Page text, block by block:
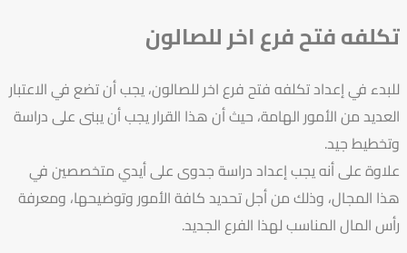
تكلفه فتح فرع اخر للصالون
للبدء في إعداد تكلفه فتح فرع اخر للصالون، يجب أن تضع في الاعتبار
العديد من الأمور الهامة، حيث أن هذا القرار يجب أن يبنى على دراسة
وتخطيط جيد.
علاوة على أنه يجب إعداد دراسة جدوى على أيدي متخصصين في
هذا المجال، وذلك من أجل تحديد كافة الأمور وتوضيحها، ومعرفة
رأس المال المناسب لهذا الفرع الجديد.